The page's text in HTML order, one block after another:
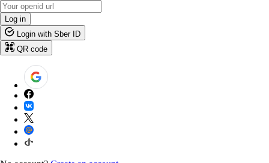
Log in
Login with Sber ID
QR code